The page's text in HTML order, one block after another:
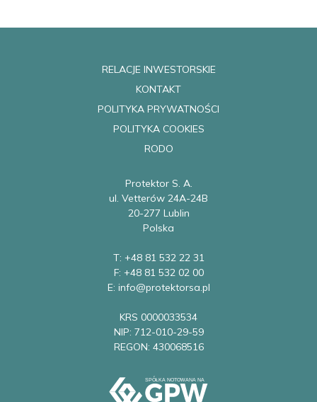
RELACJE INWESTORSKIE
KONTAKT
POLITYKA PRYWATNOŚCI
POLITYKA COOKIES
RODO
Protektor S. A.
ul. Vetterów 24A-24B
20-277 Lublin
Polska
T: +48 81 532 22 31
F: +48 81 532 02 00
E: info@protektorsa.pl
KRS 0000033534
NIP: 712-010-29-59
REGON: 430068516